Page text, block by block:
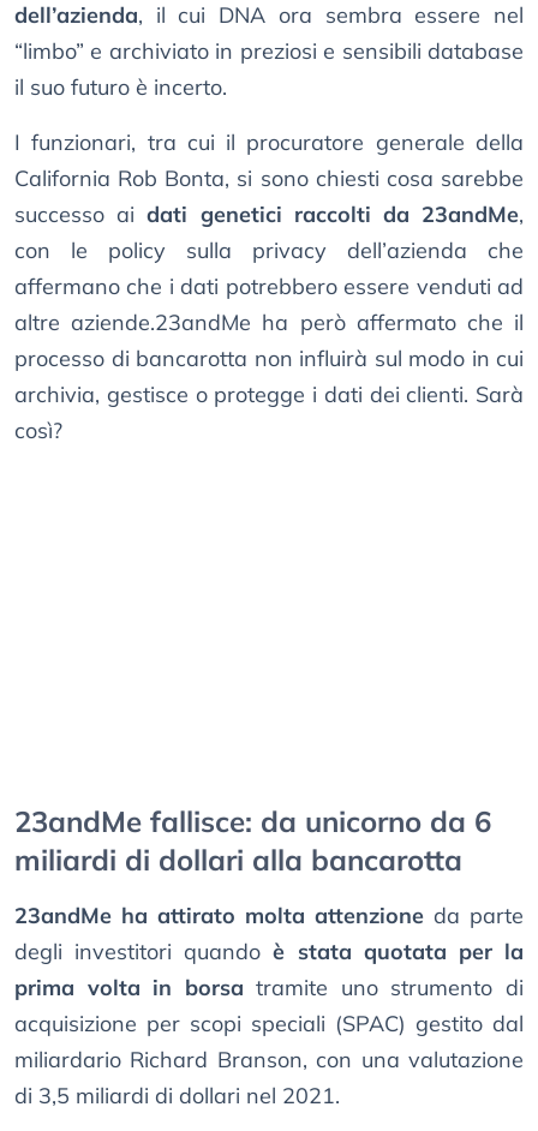
dell’azienda, il cui DNA ora sembra essere nel
“limbo” e archiviato in preziosi e sensibili database
il suo futuro è incerto.
I funzionari, tra cui il procuratore generale della
California Rob Bonta, si sono chiesti cosa sarebbe
successo aidati genetici raccolti da 23andMe,
con le policy sulla privacy dell’azienda che
affermano che i dati potrebbero essere venduti ad
altre aziende.23andMe ha però affermato che il
processo di bancarotta non influirà sul modo in cui
archivia, gestisce o protegge i dati dei clienti. Sarà
così?
23andMe fallisce: da unicorno da 6
miliardi di dollari alla bancarotta
23andMe ha attirato molta attenzione da parte
degli investitori quandoè stata quotata per la
prima volta in borsa tramite uno strumento di
acquisizione per scopi speciali (SPAC) gestito dal
miliardario Richard Branson, con una valutazione
di 3,5 miliardi di dollari nel 2021.